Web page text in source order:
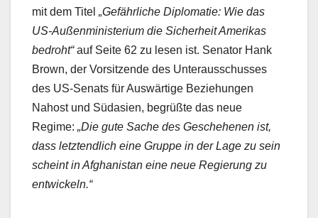
mit dem Titel „Gefährliche Diplomatie: Wie das
US-Außenministerium die Sicherheit Amerikas
bedroht“auf Seite 62 zu lesen ist. Senator Hank
Brown, der Vorsitzende des Unterausschusses
des US-Senats für Auswärtige Beziehungen
Nahost und Südasien, begrüßte das neue
Regime: „Die gute Sache des Geschehenen ist,
dass letztendlich eine Gruppe in der Lage zu sein
scheint in Afghanistan eine neue Regierung zu
entwickeln.“